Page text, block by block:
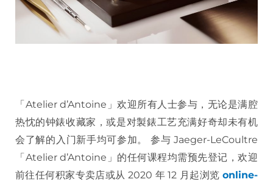
「Atelier d’Antoine」欢迎所有人士参与，无论是满腔
热忱的钟錶收藏家，或是对製錶工艺充满好奇却未有机
会了解的入门新手均可参加。 参与 Jaeger-LeCoultre
「Atelier d’Antoine」的任何课程均需预先登记，欢迎
前往任何积家专卖店或从 2020 年 12 月起浏览 online-